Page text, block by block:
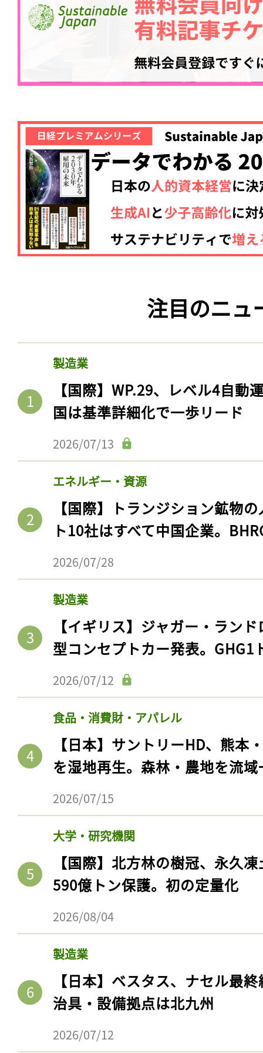
注目のニュ
製造業
【国際】WP.29、レベル4自動
国は基準詳細化で一歩リード
2026/07/13
エネルギー・資源
【国際】トランジション鉱物
ト10社はすべて中国企業。
2026/07/28
製造業
【イギリス】ジャガー・ラン
型コンセプトカー発表。GHG1
2026/07/12
食品・消費財・アパレル
【日本】サントリーHD、熊本
を湿地再生。森林・農地を流
2026/07/15
大学・研究機関
【国際】北方林の樹冠、永久
590億トン保護。初の定量化
2026/08/04
製造業
【日本】ベスタス、ナセル最
治具・設備拠点は北九州
2026/07/12
記事をお気に入りに
ログインが必
会員登録